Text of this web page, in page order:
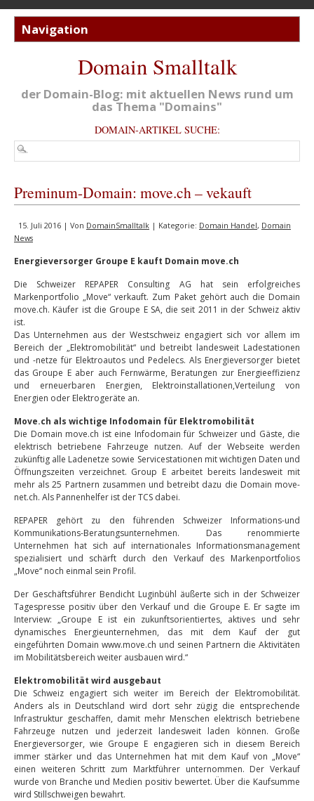
Domain Smalltalk
der Domain-Blog: mit aktuellen News rund um
das Thema "Domains"
DOMAIN-ARTIKEL SUCHE:
Preminum-Domain: move.ch – vekauft
15. Juli 2016 | Von DomainSmalltalk | Kategorie: Domain Handel, Domain
News
Energieversorger Groupe E kauft Domain move.ch
Die Schweizer REPAPER Consulting AG hat sein erfolgreiches
Markenportfolio „Move“ verkauft. Zum Paket gehört auch die Domain
move.ch. Käufer ist die Groupe E SA, die seit 2011 in der Schweiz aktiv
ist.
Das Unternehmen aus der Westschweiz engagiert sich vor allem im
Bereich der „Elektromobilität“ und betreibt landesweit Ladestationen
und -netze für Elektroautos und Pedelecs. Als Energieversorger bietet
das Groupe E aber auch Fernwärme, Beratungen zur Energieeffizienz
und erneuerbaren Energien, Elektroinstallationen,Verteilung von
Energien oder Elektrogeräte an.
Move.ch als wichtige Infodomain für Elektromobilität
Die Domain move.ch ist eine Infodomain für Schweizer und Gäste, die
elektrisch betriebene Fahrzeuge nutzen. Auf der Webseite werden
zukünftig alle Ladenetze sowie Servicestationen mit wichtigen Daten und
Öffnungszeiten verzeichnet. Group E arbeitet bereits landesweit mit
mehr als 25 Partnern zusammen und betreibt dazu die Domain move-
net.ch. Als Pannenhelfer ist der TCS dabei.
REPAPER gehört zu den führenden Schweizer Informations-und
Kommunikations-Beratungsunternehmen. Das renommierte
Unternehmen hat sich auf internationales Informationsmanagement
spezialisiert und schärft durch den Verkauf des Markenportfolios
„Move“ noch einmal sein Profil.
Der Geschäftsführer Bendicht Luginbühl äußerte sich in der Schweizer
Tagespresse positiv über den Verkauf und die Groupe E. Er sagte im
Interview: „Groupe E ist ein zukunftsorientiertes, aktives und sehr
dynamisches Energieunternehmen, das mit dem Kauf der gut
eingeführten Domain www.move.ch und seinen Partnern die Aktivitäten
im Mobilitätsbereich weiter ausbauen wird.“
Elektromobilität wird ausgebaut
Die Schweiz engagiert sich weiter im Bereich der Elektromobilität.
Anders als in Deutschland wird dort sehr zügig die entsprechende
Infrastruktur geschaffen, damit mehr Menschen elektrisch betriebene
Fahrzeuge nutzen und jederzeit landesweit laden können. Große
Energieversorger, wie Groupe E engagieren sich in diesem Bereich
immer stärker und das Unternehmen hat mit dem Kauf von „Move“
einen weiteren Schritt zum Marktführer unternommen. Der Verkauf
wurde von Branche und Medien positiv bewertet. Über die Kaufsumme
wird Stillschweigen bewahrt.